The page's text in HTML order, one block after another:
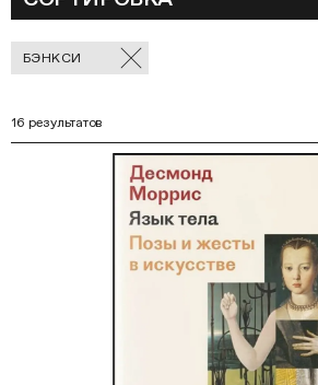
Отмеченные
фильтры
БЭНКСИ
16 результатов